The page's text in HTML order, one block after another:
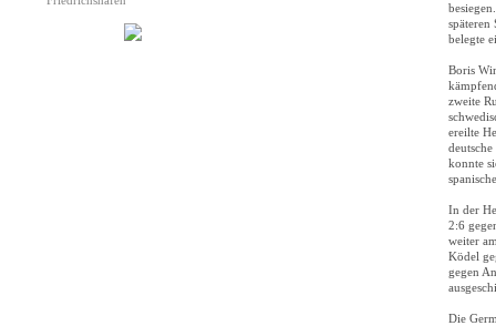
späteren
belegte
Boris
zweite
ereilte
konnte
In der
2:6
weiter
Ködel
gegen
Die